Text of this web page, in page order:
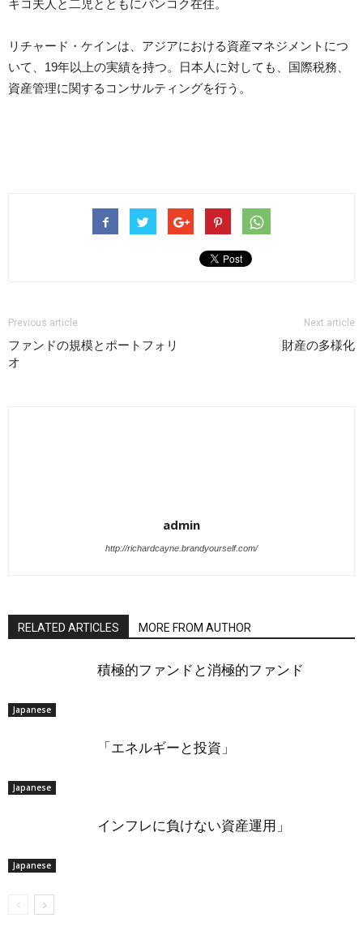
キコ夫人と二児とともにバンコク在住。
リチャード・ケインは、アジアにおける資産マネジメントにつ
いて、19年以上の実績を持つ。日本人に対しても、国際税務、
資産管理に関するコンサルティングを行う。
Previous article
ファンドの規模とポートフォリ
オ
Next article
財産の多様化
admin
http://richardcayne.brandyourself.com/
RELATED ARTICLES MORE FROM AUTHOR
Japanese
積極的ファンドと消極的ファンド
Japanese
「エネルギーと投資」
Japanese
インフレに負けない資産運用」